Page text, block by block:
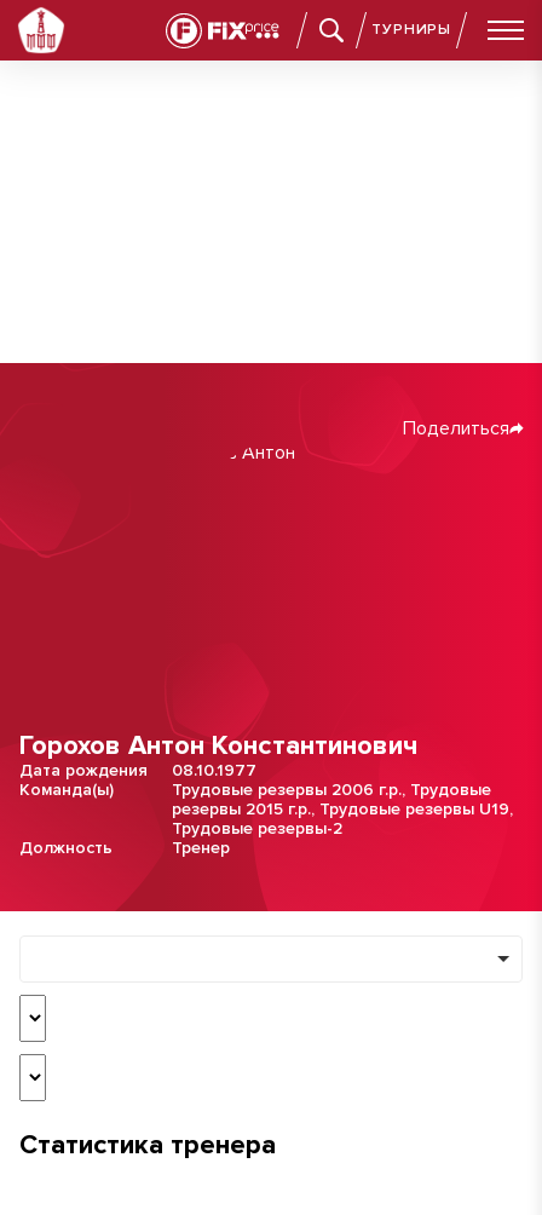
ТУРНИРЫ
Горохов Антон Константинович
Дата рождения
08.10.1977
Команда(ы)
Трудовые резервы 2006 г.р., Трудовые
резервы 2015 г.р., Трудовые резервы U19,
Трудовые резервы-2
Должность
Тренер
Поделиться
Статистика тренера